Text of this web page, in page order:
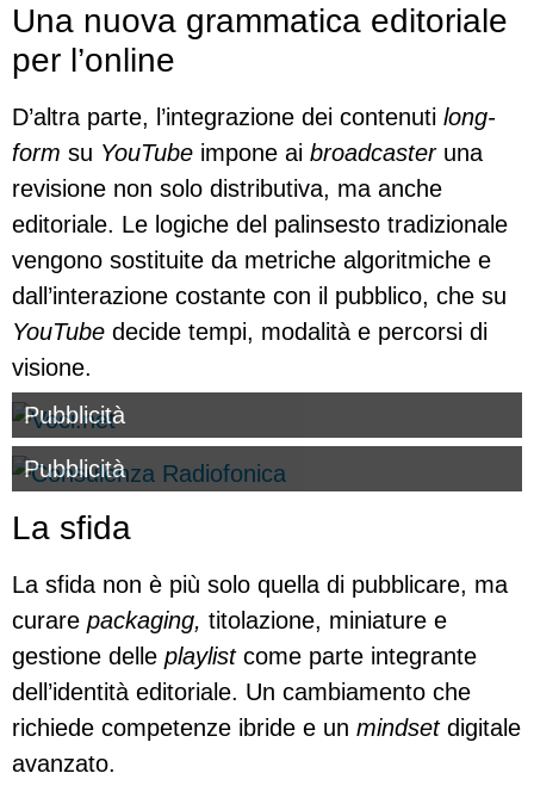
Una nuova grammatica editoriale
per l’online
D’altra parte, l’integrazione dei contenuti long-
form su YouTube impone ai broadcasteruna
revisione non solo distributiva, ma anche
editoriale. Le logiche del palinsesto tradizionale
vengono sostituite da metriche algoritmiche e
dall’interazione costante con il pubblico, che su
YouTube decide tempi, modalità e percorsi di
visione.
Pubblicità
Pubblicità
La sfida
La sfida non è più solo quella di pubblicare, ma
curare packaging, titolazione, miniature e
gestione delle playlistcome parte integrante
dell’identità editoriale. Un cambiamento che
richiede competenze ibride e un mindsetdigitale
avanzato.